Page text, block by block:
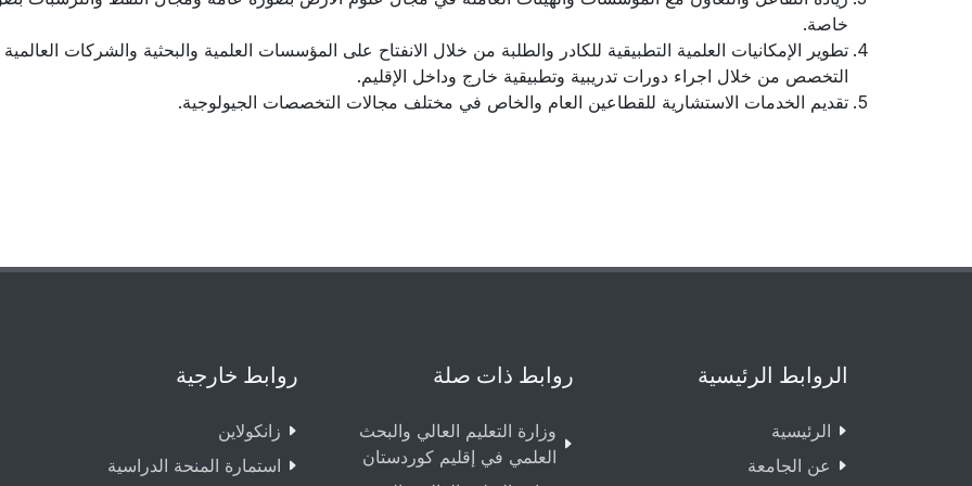
خاصة.
تطوير الإمكانيات العلمية التطبيقية للكادر والطلبة من خلال الانفتاح على المؤسسات العلمية والبحثية والشركات
التخصص من خلال اجراء دورات تدريبية وتطبيقية خارج وداخل الإقليم.
تقديم الخدمات الاستشارية للقطاعين العام والخاص في مختلف مجالات التخصصات الجيولوجية.
الروابط الرئيسية
الرئيسية
عن الجامعة
روابط ذات صلة
وزارة التعليم العالي والبحث
العلمي في إقليم كوردستان
روابط خارجية
زانکولاین
استمارة المنحة الدراسية